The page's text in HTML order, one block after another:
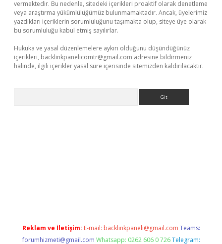
vermektedir. Bu nedenle, sitedeki içerikleri proaktif olarak denetleme
veya araştırma yükümlülüğümüz bulunmamaktadır. Ancak, üyelerimiz
yazdıkları içeriklerin sorumluluğunu taşımakta olup, siteye üye olarak
bu sorumluluğu kabul etmiş sayılırlar.
Hukuka ve yasal düzenlemelere aykırı olduğunu düşündüğünüz
içerikleri, backlinkpanelicomtr@gmail.com adresine bildirmeniz
halinde, ilgili içerikler yasal süre içerisinde sitemizden kaldırılacaktır.
Reklam ve İletişim: E-mail: backlinkpaneli@gmail.com Teams:
forumhizmeti@gmail.com Whatsapp: 0262 606 0 726 Telegram: